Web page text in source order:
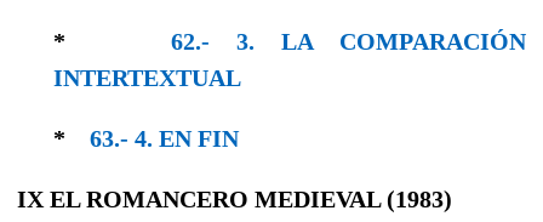
*62.- 3. LA COMPARACIÓN
INTERTEXTUAL
* 63.- 4. EΝ FΙΝ
IX EL ROMANCERO MEDIEVAL (1983)